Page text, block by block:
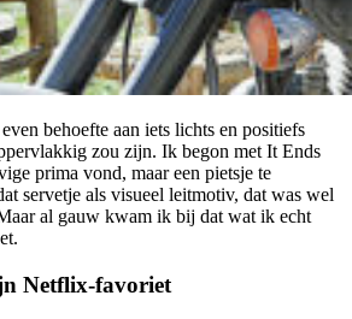
behoefte aan iets lichts en positiefs
zou zijn. Ik begon met It Ends
prima vond, maar een pietsje te
servetje als visueel leitmotiv, dat was wel
al gauw kwam ik bij dat wat ik echt
Netflix-favoriet